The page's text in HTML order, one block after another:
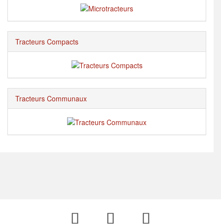
Tracteurs Compacts
Tracteurs Communaux